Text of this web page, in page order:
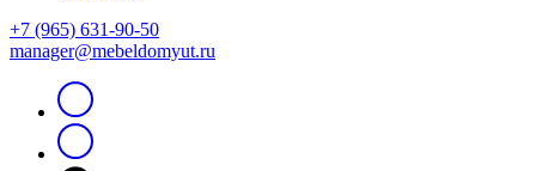
+7 (965) 631-90-50
manager@mebeldomyut.ru